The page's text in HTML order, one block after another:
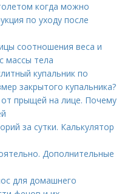
когда можно
по уходу после
соотношения веса и
массы тела
купальник по
закрытого купальника?
от прыщей на лице. Почему
за сутки. Калькулятор
Дополнительные
для домашнего